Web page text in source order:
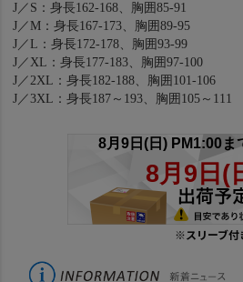
J／S：身長162-168、胸囲85-91
J／M：身長167-173、胸囲89-95
J／L：身長172-178、胸囲93-99
J／XL：身長177-183、胸囲97-100
J／2XL：身長182-188、胸囲101-106
J／3XL：身長187～193、胸囲105～111
※スリーブ付